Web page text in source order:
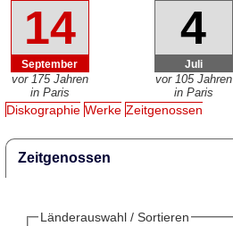
14
September
vor 175 Jahren
in Paris
4
Juli
vor 105 Jahren
in Paris
Diskographie Werke Zeitgenossen
Zeitgenossen
Länderauswahl / Sortieren